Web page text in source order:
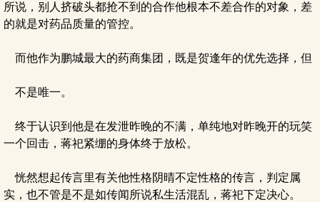
所说，别人挤破头都抢不到的合作他根本不差合作的对象，差
的就是对药品质量的管控。
而他作为鹏城最大的药商集团，既是贺逢年的优先选择，但
不是唯一。
终于认识到他是在发泄昨晚的不满，单纯地对昨晚开的玩笑
一个回击，蒋祀紧绷的身体终于放松。
恍然想起传言里有关他性格阴晴不定性格的传言，判定属
实，也不管是不是如传闻所说私生活混乱，蒋祀下定决心。